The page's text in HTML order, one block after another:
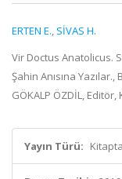
ERTEN E., SİVAS H.
Vir Doctus Anatolicus.
Şahin Anısına Yazılar.,
GÖKALP ÖZDİL,
Yayın Türü: